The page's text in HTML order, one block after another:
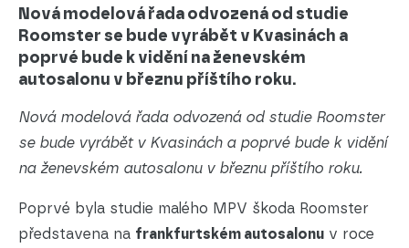
Nová modelová řada odvozená od studie
Roomster se bude vyrábět v Kvasinách a
poprvé bude k vidění na ženevském
autosalonu v březnu příštího roku.
Nová modelová řada odvozená od studie Roomster
se bude vyrábět v Kvasinách a poprvé bude k vidění
na ženevském autosalonu v březnu příštího roku.
Poprvé byla studie malého MPV škoda Roomster
představena na frankfurtském autosalonu v roce